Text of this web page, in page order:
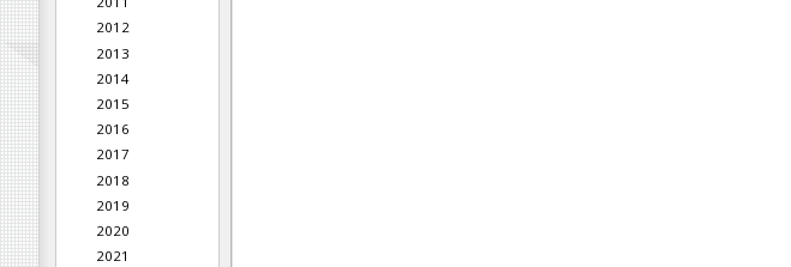
2012
2013
2014
2015
2016
2017
2018
2019
2020
2021